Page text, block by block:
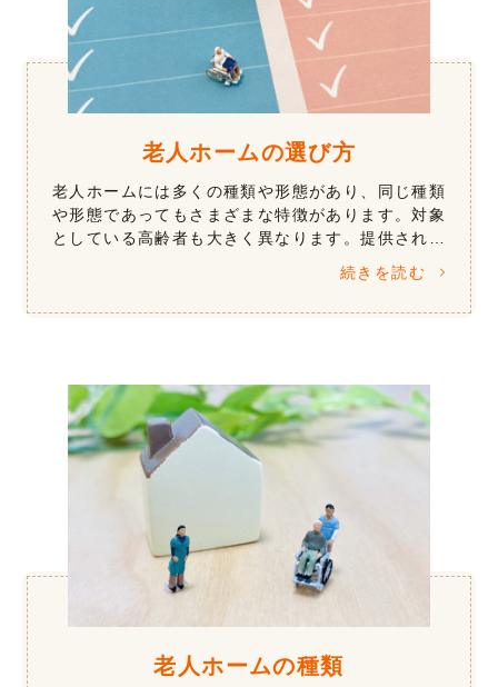
老人ホームの選び方
老人ホームには多くの種類や形態があり、同じ種類
や形態であってもさまざまな特徴があります。対象
としている高齢者も大きく異なります。提供される
サービスは、介護などの生活支援や心理療法などの
認知症ケア、リハビリテーションや医療 […]
続きを読む
老人ホームの種類